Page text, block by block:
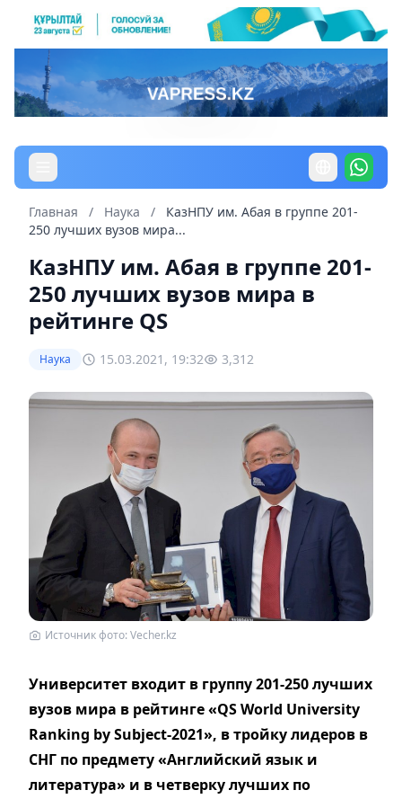
Главная / Наука /
КазНПУ им. Абая в группе 201-
250 лучших вузов мира...
КазНПУ им. Абая в группе 201-
250 лучших вузов мира в
рейтинге QS
Наука 15.03.2021, 19:32 3,312
Источник фото: Vecher.kz
Университет входит в группу 201-250 лучших
вузов мира в рейтинге «QS World University
Ranking by Subject-2021», в тройку лидеров в
СНГ по предмету «Английский язык и
литература» и в четверку лучших по